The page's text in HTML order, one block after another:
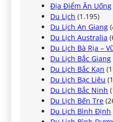
Địa Điểm Ăn Uống
Du Lịch (1.195)
Du Lịch An Giang
Du Lịch Australia
Du Lịch Bà Rịa –
Du Lịch Bắc Giang
Du Lịch Bắc Kạn
Du Lịch Bạc Liêu
Du Lịch Bắc Ninh
Du Lịch Bến Tre
Du Lịch Bình Định